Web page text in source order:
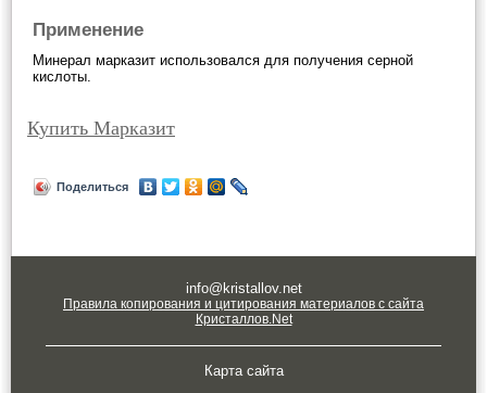
Применение
Минерал марказит использовался для получения серной
кислоты.
Купить Марказит
Поделиться
info@kristallov.net
Правила копирования и цитирования материалов с сайта
Кристаллов.Net
Карта сайта